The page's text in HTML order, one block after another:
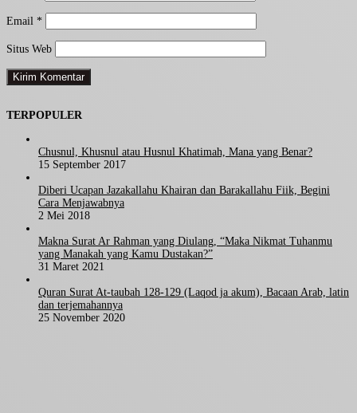
Email *
Situs Web
TERPOPULER
Chusnul, Khusnul atau Husnul Khatimah, Mana yang Benar?
15 September 2017
Diberi Ucapan Jazakallahu Khairan dan Barakallahu Fiik, Begini
Cara Menjawabnya
2 Mei 2018
Makna Surat Ar Rahman yang Diulang, “Maka Nikmat Tuhanmu
yang Manakah yang Kamu Dustakan?”
31 Maret 2021
Quran Surat At-taubah 128-129 (Laqod ja akum), Bacaan Arab, latin
dan terjemahannya
25 November 2020